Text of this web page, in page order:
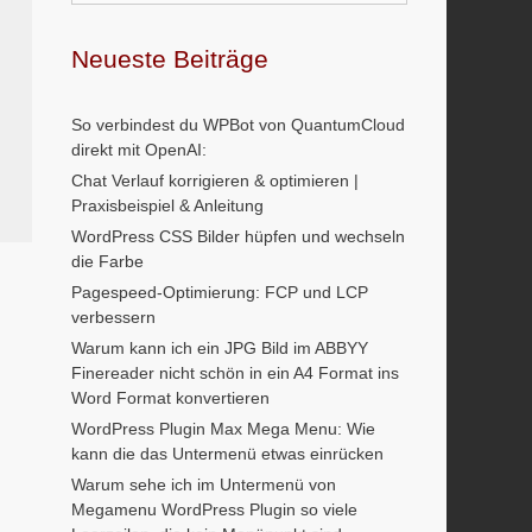
Neueste Beiträge
So verbindest du WPBot von QuantumCloud
direkt mit OpenAI:
Chat Verlauf korrigieren & optimieren |
Praxisbeispiel & Anleitung
WordPress CSS Bilder hüpfen und wechseln
die Farbe
Pagespeed-Optimierung: FCP und LCP
verbessern
Warum kann ich ein JPG Bild im ABBYY
Finereader nicht schön in ein A4 Format ins
Word Format konvertieren
WordPress Plugin Max Mega Menu: Wie
kann die das Untermenü etwas einrücken
Warum sehe ich im Untermenü von
Megamenu WordPress Plugin so viele